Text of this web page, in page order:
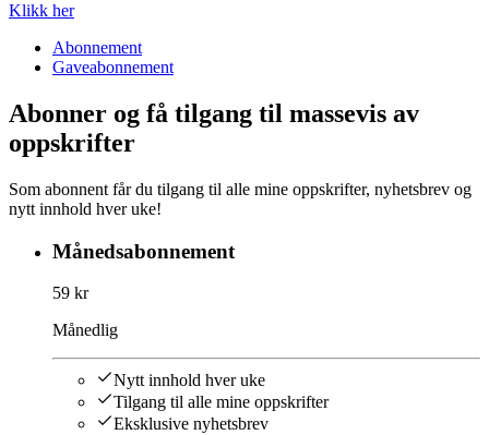
Klikk her
Abonnement
Gaveabonnement
Abonner og få tilgang til massevis av
oppskrifter
Som abonnent får du tilgang til alle mine oppskrifter, nyhetsbrev og
nytt innhold hver uke!
Månedsabonnement
59 kr
Månedlig
Nytt innhold hver uke
Tilgang til alle mine oppskrifter
Eksklusive nyhetsbrev